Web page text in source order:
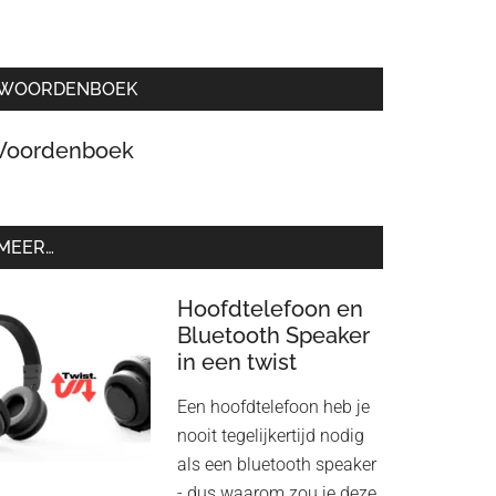
Hoofdtelefoon en
Bluetooth Speaker
in een twist
Een hoofdtelefoon heb je
nooit tegelijkertijd nodig
als een bluetooth speaker